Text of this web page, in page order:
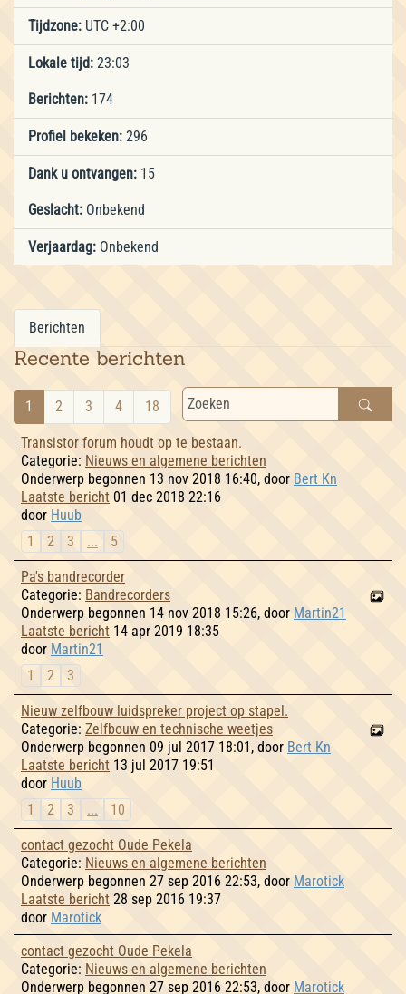
Tijdzone: UTC +2:00
Lokale tijd: 23:03
Berichten: 174
Profiel bekeken: 296
Dank u ontvangen: 15
Geslacht: Onbekend
Verjaardag: Onbekend
Berichten
Recente berichten
1 2 3 4 18
Transistor forum houdt op te bestaan.
Categorie: Nieuws en algemene berichten
Onderwerp begonnen 13 nov 2018 16:40, door Bert Kn
Laatste bericht 01 dec 2018 22:16
door Huub
1
2 3 ... 5
Pa's bandrecorder
Categorie: Bandrecorders
Onderwerp begonnen 14 nov 2018 15:26, door Martin21
Laatste bericht 14 apr 2019 18:35
door Martin21
1
2 3
Nieuw zelfbouw luidspreker project op stapel.
Categorie: Zelfbouw en technische weetjes
Onderwerp begonnen 09 jul 2017 18:01, door Bert Kn
Laatste bericht 13 jul 2017 19:51
door Huub
1
2 3 ... 10
contact gezocht Oude Pekela
Categorie: Nieuws en algemene berichten
Onderwerp begonnen 27 sep 2016 22:53, door Marotick
Laatste bericht 28 sep 2016 19:37
door Marotick
contact gezocht Oude Pekela
Categorie: Nieuws en algemene berichten
Onderwerp begonnen 27 sep 2016 22:53, door Marotick